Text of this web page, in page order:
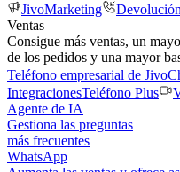
JivoMarketing
Ventas
Consigue más ventas, un
de los pedidos y una mayor
Teléfono empresarial de
IntegracionesTeléfono Plus
Agente de IA
Gestiona las preguntas
más frecuentes
WhatsApp